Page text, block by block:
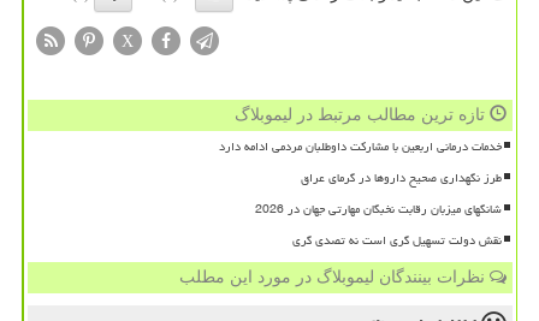
X
تازه ترین مطالب مرتبط در لیموبلاگ
خدمات درمانی اربعین با مشارکت داوطلبان مردمی ادامه دارد
طرز نگهداری صحیح داروها در گرمای عراق
شانگهای میزبان رقابت نخبگان مهارتی جهان در 2026
نقش دولت تسهیل گری است نه تصدی گری
نظرات بینندگان لیموبلاگ در مورد این مطلب